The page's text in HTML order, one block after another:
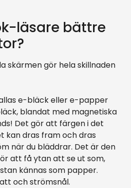
läsare bättre
skärmen gör hela skillnaden
e-bläck eller e-papper
blandat med magnetiska
Det gör att färgen i det
kan dras fram och dras
när du bläddrar. Det är den
att få ytan att se ut som,
kännas som papper.
och strömsnål.